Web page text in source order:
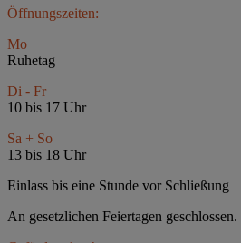
Öffnungszeiten:
Mo
Ruhetag
Di - Fr
10 bis 17 Uhr
Sa + So
13 bis 18 Uhr
Einlass bis eine Stunde vor Schließung
An gesetzlichen Feiertagen geschlossen.